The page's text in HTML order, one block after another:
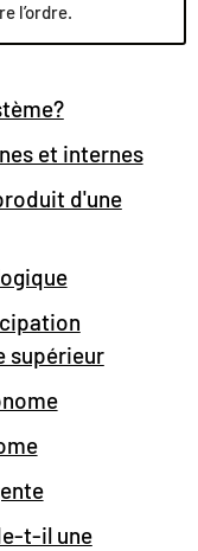
l’ordre.
et internes
d'une
supérieur
t-il une